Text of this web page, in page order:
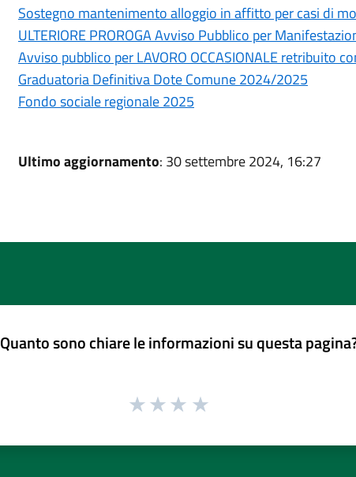
Sostegno mantenimento alloggio in affitto per casi di
ULTERIORE PROROGA Avviso Pubblico per
Avviso pubblico per LAVORO OCCASIONALE retribuito
Graduatoria Definitiva Dote Comune 2024/2025
Fondo sociale regionale 2025
Ultimo aggiornamento: 30 settembre 2024, 16:27
Quanto sono chiare le informazioni su questa